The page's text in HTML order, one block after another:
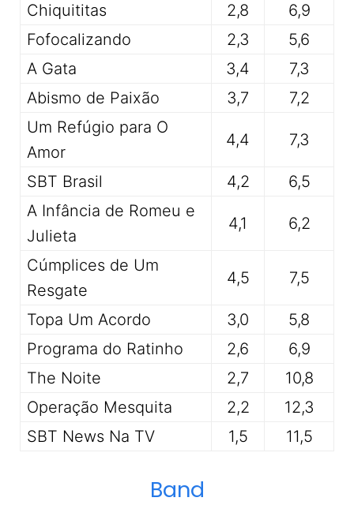
Chiquititas
2,8
6,9
Fofocalizando
2,3
5,6
A Gata
3,4
7,3
Abismo de Paixão
3,7
7,2
Um Refúgio para O
Amor
4,4 7,3
SBT Brasil 4,2
6,5
A Infância de Romeu e
Julieta
4,1 6,2
Cúmplices de Um
Resgate
4,5 7,5
Topa Um Acordo 3,0
5,8
Programa do Ratinho
2,6
6,9
The Noite
2,7
10,8
Operação Mesquita
2,2
12,3
SBT News Na TV
1,5 11,5
Band